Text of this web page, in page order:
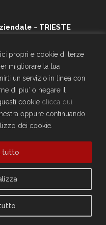
propri e cookie di terze
migliorare la tua
un servizio in linea con
di piu' o negare il
cookie clicca qui
oppure continuando
dei cookie.
tutto
- TRIESTE
1, 34125 Trieste
registrazione al sito